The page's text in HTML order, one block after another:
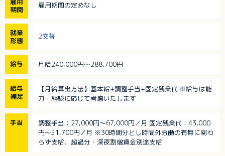
期間
雇用期間の定めなし
就業
形態
2交替
給与 月給240,000円～288,700円
給与
補足
【月給算出方法】基本給+調整手当+固定残業代 ※給与は能
力・経験に応じて考慮いたします
手当
調整手当：27,000円～67,000円／月 固定残業代：43,000
円～51,700円／月 ※30時間分とし時間外労働の有無に関わ
らず支給、超過分・深夜割増賃金別途支給